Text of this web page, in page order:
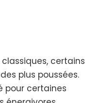
certains
plus poussées.
pour certaines